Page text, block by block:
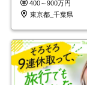
400～900万円
東京都_千葉県